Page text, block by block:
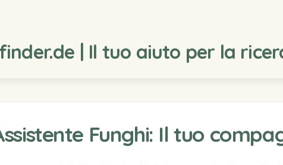
| Il tuo aiuto per la
Funghi: Il tuo